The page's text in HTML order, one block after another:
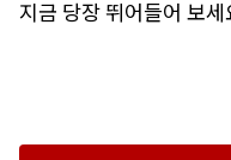
지금 당장 뛰어들어 보세